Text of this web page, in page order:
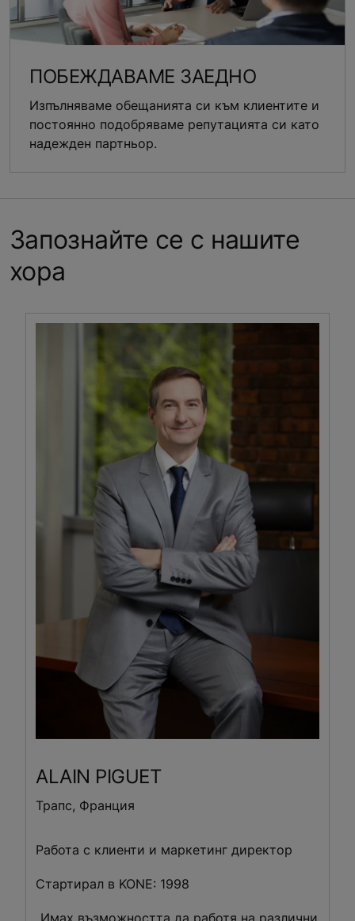
ПОБЕЖДАВАМЕ ЗАЕДНО
Изпълняваме обещанията си към клиентите и
постоянно подобряваме репутацията си като
надежден партньор.
Запознайте се с нашите
хора
ALAIN PIGUET
Трапс, Франция
Работа с клиенти и маркетинг директор
Стартирал в KONE: 1998